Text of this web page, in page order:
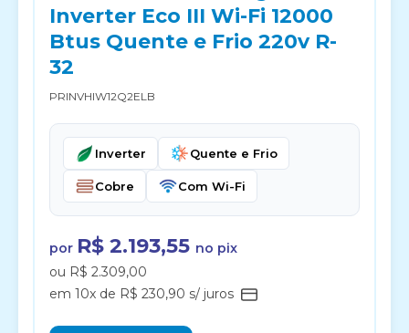
Inverter Eco III Wi-Fi 12000
Btus Quente e Frio 220v R-
32
PRINVHIW12Q2ELB
Inverter Quente e Frio
Cobre Com Wi-Fi
por R$ 2.193,55 no pix
ou R$ 2.309,00
em 10x de R$ 230,90 s/ juros